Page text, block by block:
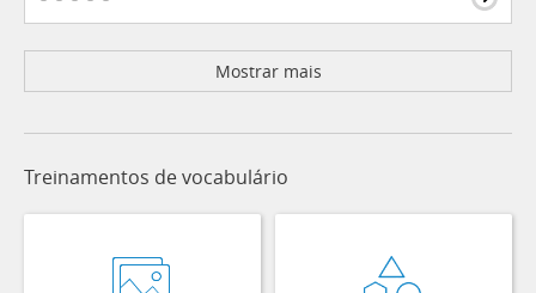
Mostrar mais
Treinamentos de vocabulário